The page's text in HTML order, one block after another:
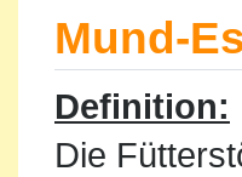
Mund-
Definition:
Die